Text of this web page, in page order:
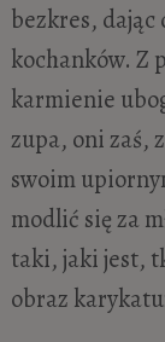
bezkres, dając
kochanków. Z
karmienie
zupa, oni zaś,
swoim
modlić się za
taki, jaki jest,
obraz